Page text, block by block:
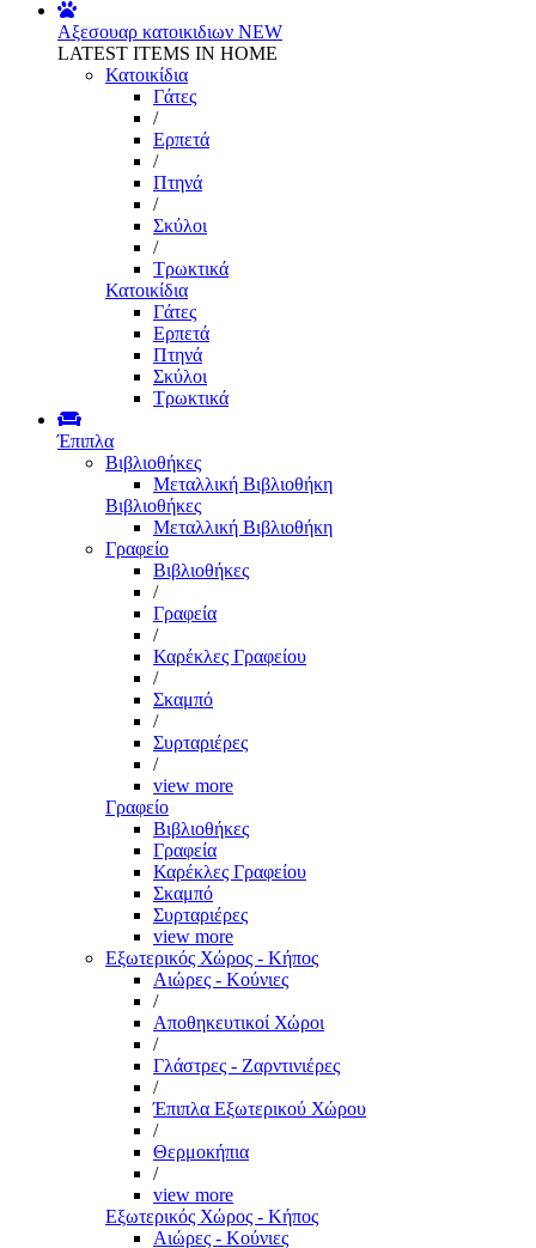
Αξεσουαρ κατοικιδιων NEW
LATEST ITEMS IN HOME
Κατοικίδια
Γάτες
/
Ερπετά
/
Πτηνά
/
Σκύλοι
/
Τρωκτικά
Κατοικίδια
Γάτες
Ερπετά
Πτηνά
Σκύλοι
Τρωκτικά
Έπιπλα
Βιβλιοθήκες
Μεταλλική Βιβλιοθήκη
Βιβλιοθήκες
Μεταλλική Βιβλιοθήκη
Γραφείο
Βιβλιοθήκες
/
Γραφεία
/
Καρέκλες Γραφείου
/
Σκαμπό
/
Συρταριέρες
/
view more
Γραφείο
Βιβλιοθήκες
Γραφεία
Καρέκλες Γραφείου
Σκαμπό
Συρταριέρες
view more
Εξωτερικός Χώρος - Κήπος
Αιώρες - Κούνιες
/
Αποθηκευτικοί Χώροι
/
Γλάστρες - Ζαρντινιέρες
/
Έπιπλα Εξωτερικού Χώρου
/
Θερμοκήπια
/
view more
Εξωτερικός Χώρος - Κήπος
Αιώρες - Κούνιες